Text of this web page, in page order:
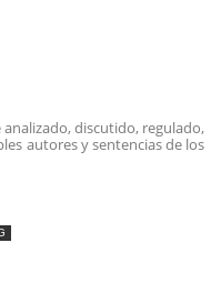
discutido, regulado,
autores y sentencias de los